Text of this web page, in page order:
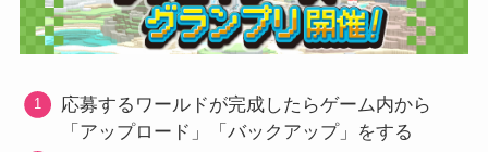
応募するワールドが完成したらゲーム内から
「アップロード」「バックアップ」をする